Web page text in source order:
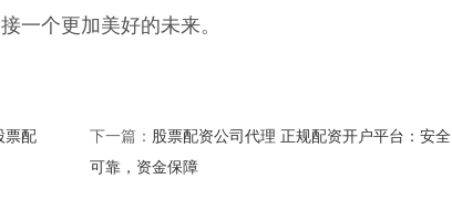
一个更加美好的未来。
票配
下一篇： 股票配资公司代理 正规配资开户平台：安全
可靠，资金保障